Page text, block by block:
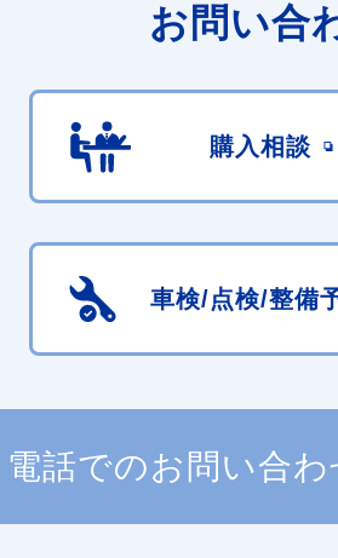
お問い合
購入相談
車検/点検/整備
電話でのお問い合わ